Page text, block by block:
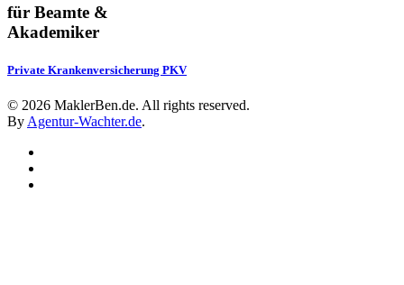
für Beamte &
Akademiker
Private Krankenversicherung PKV
© 2026 MaklerBen.de. All rights reserved.
By Agentur-Wachter.de.